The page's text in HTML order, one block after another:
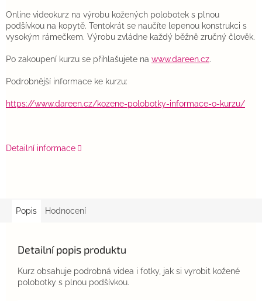
Online videokurz na výrobu kožených polobotek s plnou
podšívkou na kopytě. Tentokrát se naučíte lepenou konstrukci s
vysokým rámečkem. Výrobu zvládne každý běžně zručný člověk.
Po zakoupení kurzu se přihlašujete na www.dareen.cz.
Podrobnější informace ke kurzu:
https://www.dareen.cz/kozene-polobotky-informace-o-kurzu/
Detailní informace
Popis Hodnocení
Detailní popis produktu
Kurz obsahuje podrobná videa i fotky, jak si vyrobit kožené
polobotky s plnou podšívkou.